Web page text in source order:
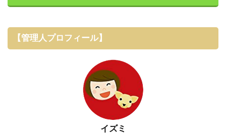
【管理人プロフィール】
イズミ